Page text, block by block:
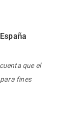
que el
fines